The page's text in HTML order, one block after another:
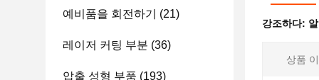
예비품을 회전하기 (21)
레이저 커팅 부분 (36)
압출 성형 부품 (193)
강조하다:
상품